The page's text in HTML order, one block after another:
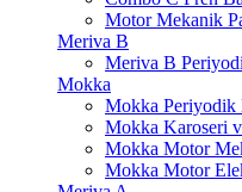
Motor Mekanik
Meriva B
Meriva B
Mokka
Mokka Periyodik
Mokka Karoseri
Mokka Motor
Mokka Motor